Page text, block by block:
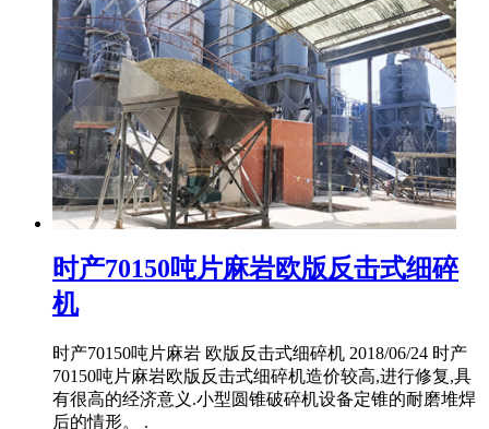
时产70150吨片麻岩欧版反击式细碎
机
时产70150吨片麻岩 欧版反击式细碎机 2018/06/24 时产
70150吨片麻岩欧版反击式细碎机造价较高,进行修复,具
有很高的经济意义.小型圆锥破碎机设备定锥的耐磨堆焊
后的情形。 .